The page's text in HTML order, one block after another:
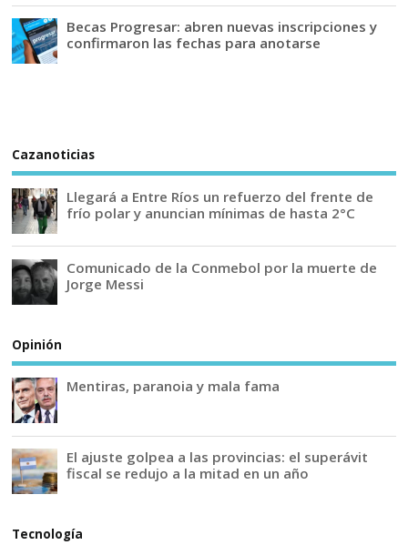
Becas Progresar: abren nuevas inscripciones y
confirmaron las fechas para anotarse
Cazanoticias
Llegará a Entre Ríos un refuerzo del frente de
frío polar y anuncian mínimas de hasta 2°C
Comunicado de la Conmebol por la muerte de
Jorge Messi
Opinión
Mentiras, paranoia y mala fama
El ajuste golpea a las provincias: el superávit
fiscal se redujo a la mitad en un año
Tecnología